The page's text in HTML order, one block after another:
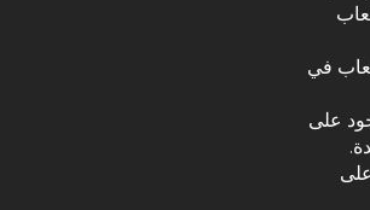
في
على